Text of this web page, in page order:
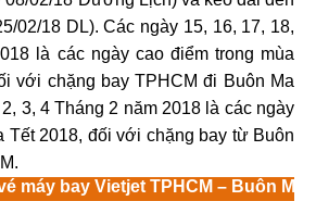
02/18 DL). Các ngày 15, 16, 17, 18,
là các ngày cao điểm trong mùa
với chặng bay TPHCM đi Buôn Ma
3, 4 Tháng 2 năm 2018 là các ngày
Tết 2018, đối với chặng bay từ Buôn
máy bay Vietjet TPHCM – Buôn Ma